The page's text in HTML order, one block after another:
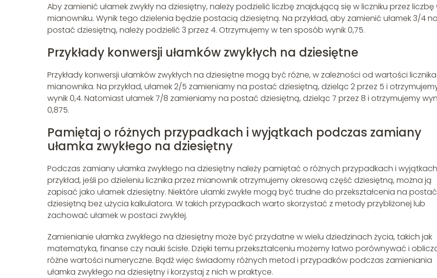
Aby zamienić ułamek zwykły na dziesiętny, należy podzielić liczbę znajdującą się w liczniku przez liczbę
mianowniku. Wynik tego dzielenia będzie postacią dziesiętną. Na przykład, aby zamienić ułamek 3/4 na
postać dziesiętną, należy podzielić 3 przez 4. Otrzymujemy w ten sposób wynik 0,75.
Przykłady konwersji ułamków zwykłych na dziesiętne
Przykłady konwersji ułamków zwykłych na dziesiętne mogą być różne, w zależności od wartości
mianownika. Na przykład, ułamek 2/5 zamieniamy na postać dziesiętną, dzieląc 2 przez 5 i
wynik 0,4. Natomiast ułamek 7/8 zamieniamy na postać dziesiętną, dzieląc 7 przez 8 i otrzymujemy
0,875.
Pamiętaj o różnych przypadkach i wyjątkach podczas zamiany
ułamka zwykłego na dziesiętny
Podczas zamiany ułamka zwykłego na dziesiętny należy pamiętać o różnych przypadkach i
przykład, jeśli po dzieleniu licznika przez mianownik otrzymujemy okresową część dziesiętną, można ją
zapisać jako ułamek dziesiętny. Niektóre ułamki zwykłe mogą być trudne do przekształcenia na postać
dziesiętną bez użycia kalkulatora. W takich przypadkach warto skorzystać z metody przybliżonej lub
zachować ułamek w postaci zwykłej.
Zamienianie ułamka zwykłego na dziesiętny może być przydatne w wielu dziedzinach życia, takich jak
matematyka, finanse czy nauki ścisłe. Dzięki temu przekształceniu możemy łatwo porównywać i
różne wartości numeryczne. Bądź więc świadomy różnych metod i przypadków podczas zamieniania
ułamka zwykłego na dziesiętny i korzystaj z nich w praktyce.